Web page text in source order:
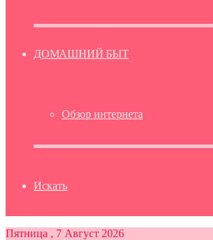
ДОМАШНИЙ БЫТ
Обзор интернета
Искать
Пятница , 7 Август 2026